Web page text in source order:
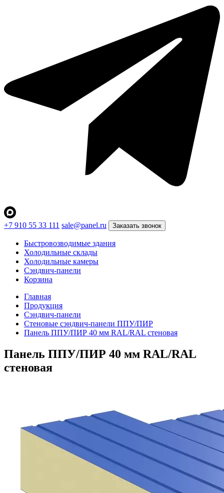
+7 910 55 33 111 sale@panel.ru Заказать звонок
Быстровозводимые здания
Холодильные склады
Холодильные камеры
Сэндвич-панели
Корзина
Главная
Продукция
Сэндвич-панели
Стеновые сэндвич-панели ППУ/ПИР
Панель ППУ/ПИР 40 мм RAL/RAL стеновая
Панель ППУ/ПИР 40 мм RAL/RAL
стеновая